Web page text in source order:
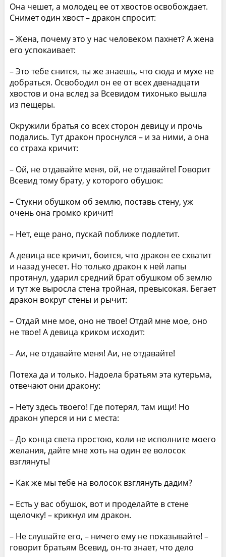
Она чешет, а молодец ее от хвостов освобождает.
Снимет один хвост – дракон спросит:
– Жена, почему это у нас человеком пахнет? А жена
его успокаивает:
– Это тебе снится, ты же знаешь, что сюда и мухе не
добраться. Освободил он ее от всех двенадцати
хвостов и она вслед за Всевидом тихонько вышла
из пещеры.
Окружили братья со всех сторон девицу и прочь
подались. Тут дракон проснулся – и за ними, а она
со страха кричит:
– Ой, не отдавайте меня, ой, не отдавайте! Говорит
Всевид тому брату, у которого обушок:
– Стукни обушком об землю, поставь стену, уж
очень она громко кричит!
– Нет, еще рано, пускай поближе подлетит.
А девица все кричит, боится, что дракон ее схватит
и назад унесет. Но только дракон к ней лапы
протянул, ударил средний брат обушком об землю
и тут же выросла стена тройная, превысокая. Бегает
дракон вокруг стены и рычит:
– Отдай мне мое, оно не твое! Отдай мне мое, оно
не твое! А девица криком исходит:
– Аи, не отдавайте меня! Аи, не отдавайте!
Потеха да и только. Надоела братьям эта кутерьма,
отвечают они дракону:
– Нету здесь твоего! Где потерял, там ищи! Но
дракон уперся и ни с места:
– До конца света простою, коли не исполните моего
желания, дайте мне хоть на один ее волосок
взглянуть!
– Как же мы тебе на волосок взглянуть дадим?
– Есть у вас обушок, вот и проделайте в стене
щелочку! – крикнул им дракон.
– Не слушайте его, – ничего ему не показывайте! –
говорит братьям Всевид, он-то знает, что дело